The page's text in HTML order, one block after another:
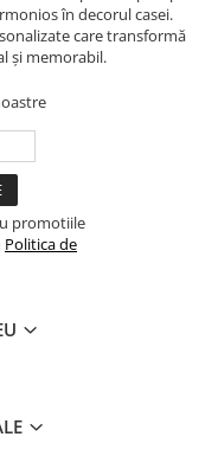
în decorul casei.
care transformă
și memorabil.
promotiile
Politica de